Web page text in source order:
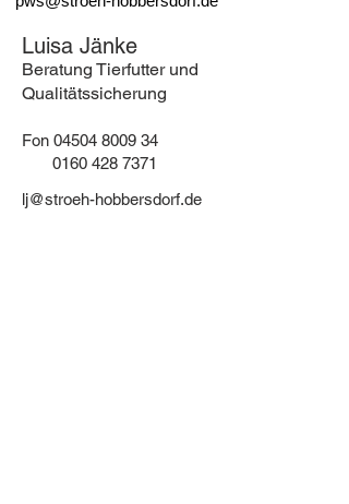
Luisa Jänke
Beratung Tierfutter und
Qualitätssicherung
Fon 04504 8009 34
0160 428 7371
lj@stroeh-hobbersdorf.de